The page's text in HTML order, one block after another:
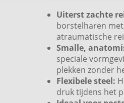
Uiterst zachte
borstelharen
atraumatische
Smalle,
speciale
plekken zonder
Flexibele steel:
druk tijdens het